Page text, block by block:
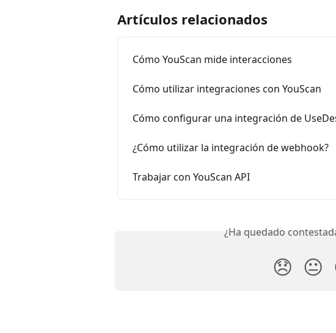
Artículos relacionados
Cómo YouScan mide interacciones
Cómo utilizar integraciones con YouScan
Cómo configurar una integración de
¿Cómo utilizar la integración de webhook?
Trabajar con YouScan API
¿Ha quedado
😞 😐